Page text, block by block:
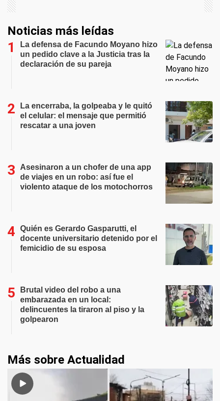
Noticias más leídas
La defensa de Facundo Moyano hizo
un pedido clave a la Justicia tras la
declaración de su pareja
La encerraba, la golpeaba y le quitó
el celular: el mensaje que permitió
rescatar a una joven
Asesinaron a un chofer de una app
de viajes en un robo: así fue el
violento ataque de los motochorros
Quién es Gerardo Gasparutti, el
docente universitario detenido por el
femicidio de su esposa
Brutal video del robo a una
embarazada en un local:
delincuentes la tiraron al piso y la
golpearon
Más sobre Actualidad